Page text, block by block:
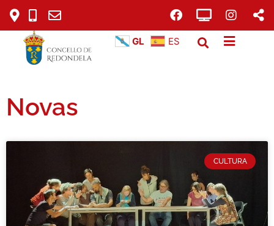
GL ES
Novas
CULTURA